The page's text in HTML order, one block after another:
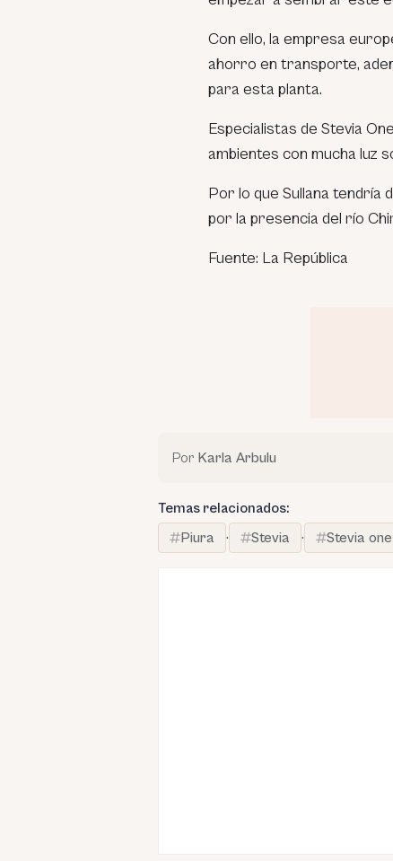
Con ello, la empresa
ahorro en transporte,
para esta planta.
Especialistas de Stevia
ambientes con mucha luz
Por lo que Sullana tendría
por la presencia del río
Fuente: La República
Por Karla Arbulu
Temas relacionados:
Piura
· Stevia · Stevia one